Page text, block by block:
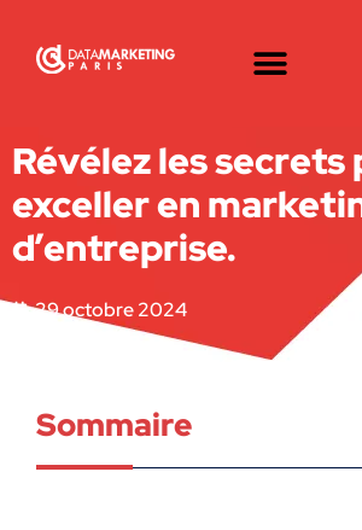
Révélez les secrets
exceller en
d’entreprise.
29 octobre 2024
Sommaire